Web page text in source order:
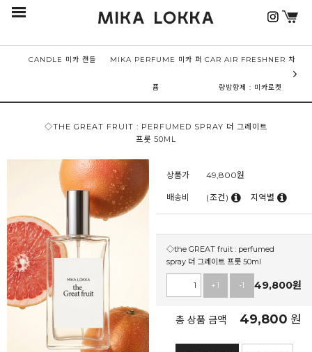
CANDLE 미카 캔들 MIKA PERFUME 미카 퍼
퓸
CAR AIR FRESHNER 차
량방향제 : 미카로켓
◇THE GREAT FRUIT : PERFUMED SPRAY 더 그레이트
프룻 50ML
상품가 49,800원
배송비 (조건) 지역별
◇the GREAT fruit : perfumed
spray 더 그레이트 프룻 50ml
+1 -1 49,800원
총 상품 금액 49,800 원